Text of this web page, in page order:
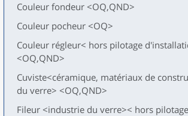
Couleur fondeur <OQ,QND>
Couleur pocheur <OQ>
Couleur régleur< hors pilotage
<OQ,QND>
Cuviste<céramique, matériaux de
du verre> <OQ,QND>
Fileur <industrie du verre>< hors